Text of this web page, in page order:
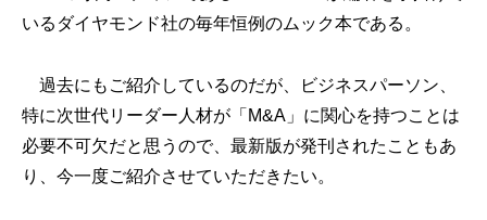
いるダイヤモンド社の毎年恒例のムック本である。
過去にもご紹介しているのだが、ビジネスパーソン、
特に次世代リーダー人材が「M&A」に関心を持つことは
必要不可欠だと思うので、最新版が発刊されたこともあ
り、今一度ご紹介させていただきたい。